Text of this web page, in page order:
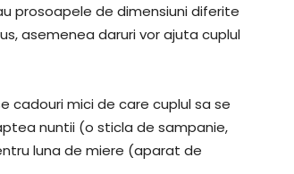
prosoapele de dimensiuni diferite
asemenea daruri vor ajuta cuplul
cadouri mici de care cuplul sa se
nuntii (o sticla de sampanie,
luna de miere (aparat de